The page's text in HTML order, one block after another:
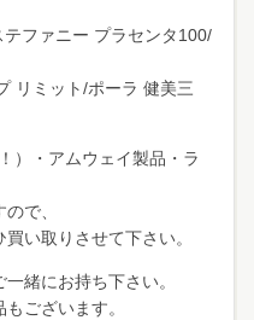
テファニー プラセンタ100/
リミット/ポーラ 健美三
）・アムウェイ製品・ラ
で、
い取りさせて下さい。
緒にお持ち下さい。
ございます。